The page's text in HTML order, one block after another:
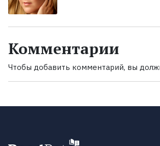
Комментарии
Чтобы добавить комментарий, вы